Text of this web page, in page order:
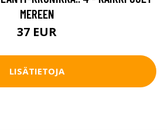
MEREEN
37 EUR
LISÄTIETOJA